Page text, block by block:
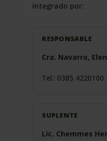
integrado por:
RESPONSABLE
Cra. Navarro,
Tel.: 0385
SUPLENTE
Lic. Chemmes